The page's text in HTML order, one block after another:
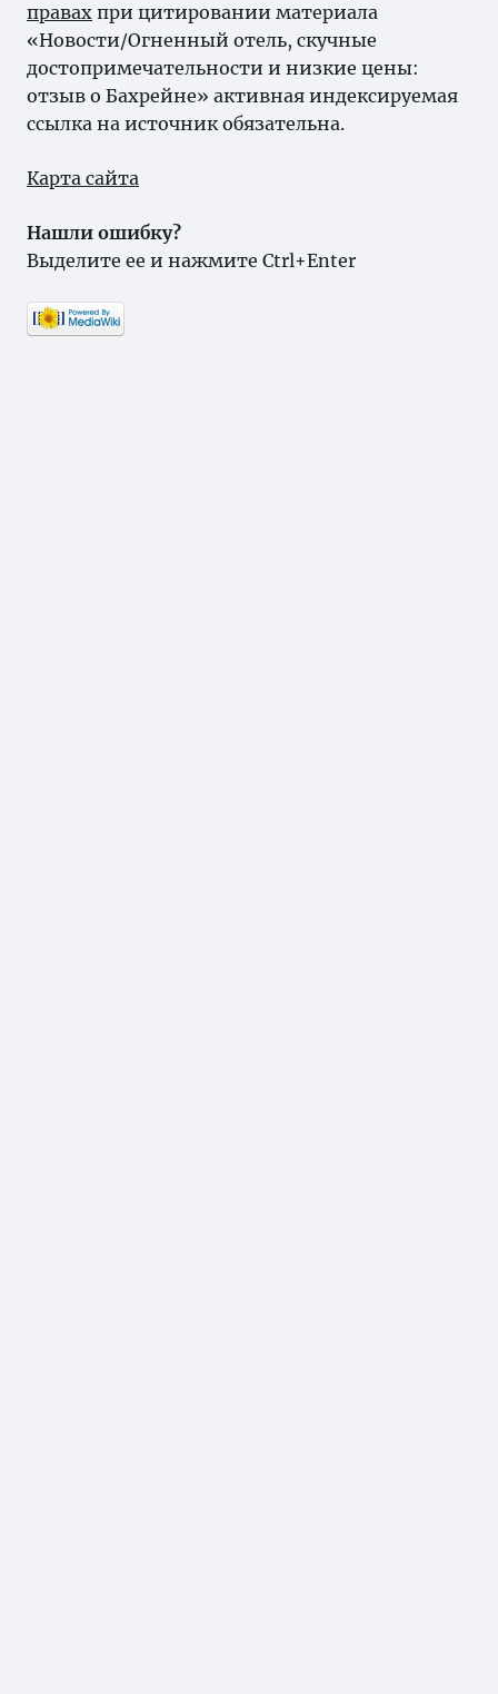
правах при цитировании материала
«Новости/Огненный отель, скучные
достопримечательности и низкие цены:
отзыв о Бахрейне» активная индексируемая
ссылка на источник обязательна.
Карта сайта
Нашли ошибку?
Выделите ее и нажмите Ctrl+Enter